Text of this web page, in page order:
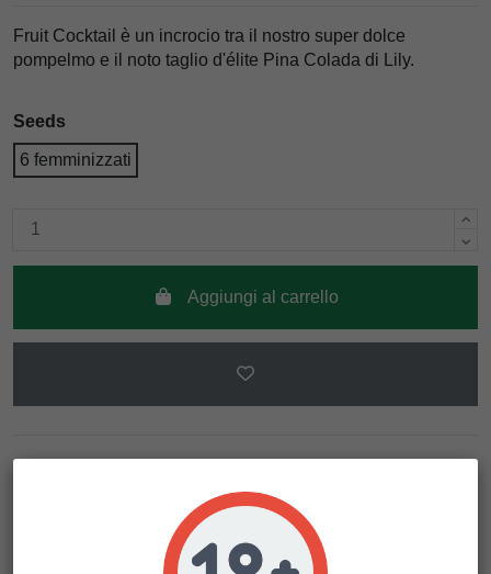
Fruit Cocktail è un incrocio tra il nostro super dolce
pompelmo e il noto taglio d'élite Pina Colada di Lily.
Seeds
6 femminizzati
Aggiungi al carrello